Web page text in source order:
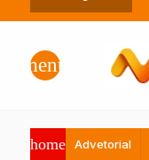
Iduladha 1447 H
menu
home Advetorial